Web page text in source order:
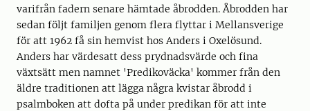
varifrån fadern senare hämtade åbrodden. Åbrodden har
sedan följt familjen genom flera flyttar i Mellansverige
för att 1962 få sin hemvist hos Anders i Oxelösund.
Anders har värdesatt dess prydnadsvärde och fina
växtsätt men namnet 'Predikoväcka' kommer från den
äldre traditionen att lägga några kvistar åbrodd i
psalmboken att dofta på under predikan för att inte